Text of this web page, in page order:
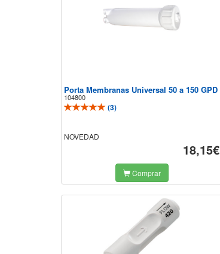
Porta Membranas Universal 50 a 150 GPD
104800
(3)
NOVEDAD
18,15€
Comprar